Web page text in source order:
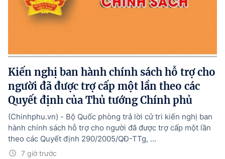
Kiến nghị ban hành chính sách hỗ trợ cho
người đã được trợ cấp một lần theo các
Quyết định của Thủ tướng Chính phủ
7 giờ trước
(Chinhphu.vn) - Bộ Quốc phòng trả lời cử tri kiến nghị ban
hành chính sách hỗ trợ cho người đã được trợ cấp một lần
theo các Quyết định 290/2005/QĐ-TTg, ...